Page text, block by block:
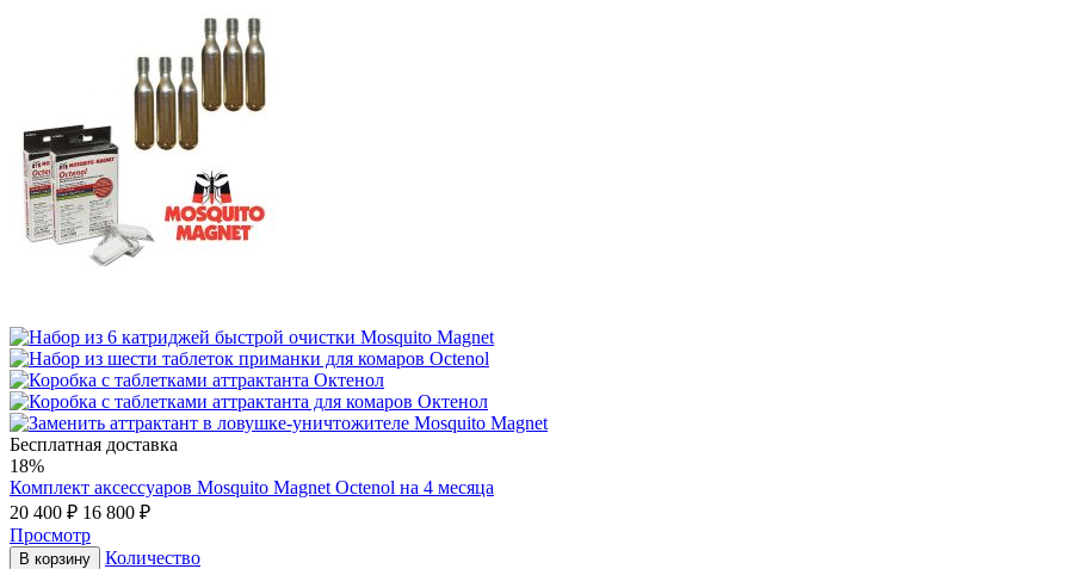
Бесплатная доставка
18%
Комплект аксессуаров Mosquito Magnet Octenol на 4 месяца
20 400 ₽ 16 800 ₽
Просмотр
В корзину Количество